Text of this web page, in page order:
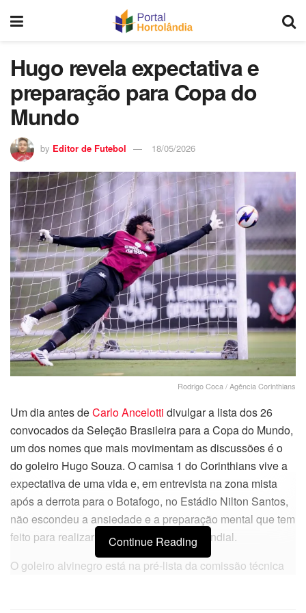
Hugo revela expectativa e
preparação para Copa do
Mundo
by Editor de Futebol 18/05/2026
Rodrigo Coca / Agência Corinthians
Um dia antes deCarlo Ancelotti divulgar a lista dos 26
convocados da Seleção Brasileira para a Copa do Mundo,
um dos nomes que mais movimentam as discussões é o
do goleiro Hugo Souza. O camisa 1 do Corinthians vive a
expectativa de uma vida e, em entrevista na zona mista
após a derrota para o Botafogo, no Estádio Nilton Santos,
não escondeu a ansiedade e a preparação mental que tem
feito para realizar o sonho de estar no Mundial.
O goleiro alvinegro está na pré-lista da comissão técnica
Continue Reading